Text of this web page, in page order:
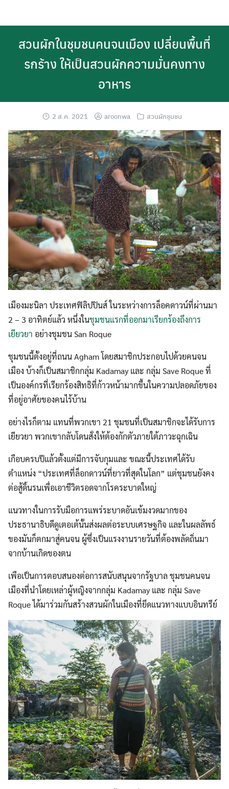
สวนผักในชุมชนคนจนเมือง เปลี่ยนพื้นที่
รกร้าง ให้เป็นสวนผักความมั่นคงทาง
อาหาร
2 ส.ค. 2021 aroonwa สวนผักชุมชน
เมืองมะนิลา ประเทศฟิลิปปินส์ ในระหว่างการล็อคดาวน์ที่ผ่านมา
2 – 3 อาทิตย์แล้ว หนึ่งในชุมชนแรกที่ออกมาเรียกร้องถึงการ
เยียวยา อย่างชุมชน San Roque
ชุมชนนี้ตั้งอยู่ที่ถนน Agham โดยสมาชิกประกอบไปด้วยคนจน
เมือง บ้างก็เป็นสมาชิกกลุ่ม Kadamay และ กลุ่ม Save Roque ที่
เป็นองค์กรที่เรียกร้องสิทธิที่ก้าวหน้ามากขึ้นในความปลอดภัยของ
ที่อยู่อาศัยของคนไร้บ้าน
อย่างไรก็ตาม แทนที่พวกเขา 21 ชุมชนที่เป็นสมาชิกจะได้รับการ
เยียวยา พวกเขากลับโดนสั่งให้ต้องกักตัวภายใต้ภาวะฉุกเฉิน
เกือบครบปีแล้วตั้งแต่มีการจับกุมและ ขณะนี้ประเทศได้รับ
ตำแหน่ง “ประเทศที่ล็อกดาวน์ที่ยาวที่สุดในโลก” แต่ชุมชนยังคง
ต่อสู้ดิ้นรนเพื่อเอาชีวิตรอดจากโรคระบาดใหญ่
แนวทางในการรับมือการแพร่ระบาดอันเข้มงวดมากของ
ประธานาธิบดีดูเตอเต้นั้นส่งผลต่อระบบเศรษฐกิจ และในผลลัพธ์
ของมันก็ตกมาสู่คนจน ผู้ซึ่งเป็นแรงงานรายวันที่ต้องพลัดถิ่นมา
จากบ้านเกิดของตน
เพือเป็นการตอบสนองต่อการสนับสนุนจากรัฐบาล ชุมชนคนจน
เมืองที่นำโดยเหล่าผู้หญิงจากกลุ่ม Kadamay และ กลุ่ม Save
Roque ได้มาร่วมกันสร้างสวนผักในเมืองที่ยึดแนวทางแบบอินทรีย์